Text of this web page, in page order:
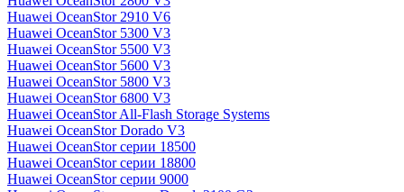
Huawei OceanStor 2910 V6
Huawei OceanStor 5300 V3
Huawei OceanStor 5500 V3
Huawei OceanStor 5600 V3
Huawei OceanStor 5800 V3
Huawei OceanStor 6800 V3
Huawei OceanStor All-Flash Storage Systems
Huawei OceanStor Dorado V3
Huawei OceanStor серии 18500
Huawei OceanStor серии 18800
Huawei OceanStor серии 9000